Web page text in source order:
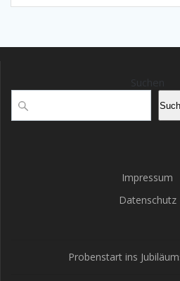
Impressum
Datenschutz
Probenstart ins